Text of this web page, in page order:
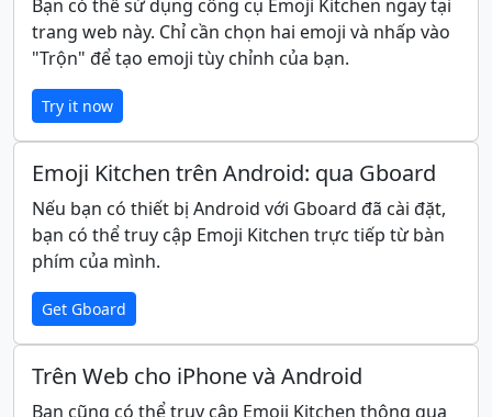
🤟 🤘 🤙 👈 👉
👆
🖕
👇
👊
🤛 🤜 👏 🙌
👐
🤲
🤝 🙏 ✍️ 💅
🤳
💪
🦾
🦻
👃 🧠 🫀 🫁
Bạn có thể sử dụng công cụ Emoji Kitchen ngay tại
trang web này. Chỉ cần chọn hai emoji và nhấp vào
"Trộn" để tạo emoji tùy chỉnh của bạn.
Try it now
Emoji Kitchen trên Android: qua Gboard
Nếu bạn có thiết bị Android với Gboard đã cài đặt,
bạn có thể truy cập Emoji Kitchen trực tiếp từ bàn
phím của mình.
Get Gboard
Trên Web cho iPhone và Android
Bạn cũng có thể truy cập Emoji Kitchen thông qua